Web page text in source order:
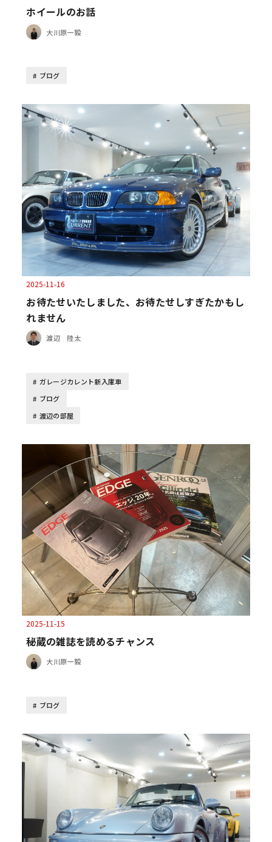
ホイールのお話
大川原一毅
ブログ
2025-11-16
お待たせいたしました、お待たせしすぎたかもし
れません
渡辺 陸太
ガレージカレント新入庫車
ブログ
渡辺の部屋
2025-11-15
秘蔵の雑誌を読めるチャンス
大川原一毅
ブログ